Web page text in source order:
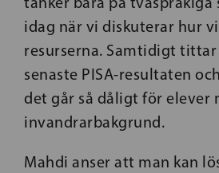
idag när vi diskuterar hur
resurserna. Samtidigt tittar
senaste PISA-resultaten
det går så dåligt för elever
invandrarbakgrund.
Mahdi anser att man kan